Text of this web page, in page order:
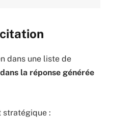
dans une liste de
dans la réponse générée
stratégique :